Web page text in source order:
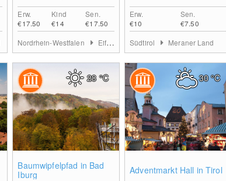
Erw.
€17.50
Kind
€14
Sen.
€17.50
Nordrhein-Westfalen Eifel & Aachen
Erw.
€10
Sen.
€7.50
Südtirol
Meraner Land
Baumwipfelpfad in Bad
Iburg
28°C
Adventmarkt Hall in Tirol
30°C